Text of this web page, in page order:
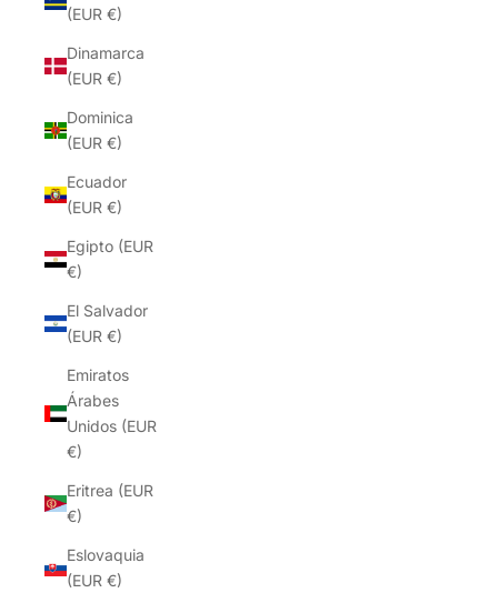
(EUR €)
Dinamarca
(EUR €)
Dominica
(EUR €)
Ecuador
(EUR €)
Egipto (EUR
€)
El Salvador
(EUR €)
Emiratos
Árabes
Unidos (EUR
€)
Eritrea (EUR
€)
Eslovaquia
(EUR €)